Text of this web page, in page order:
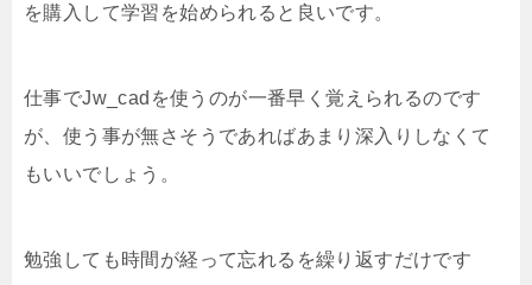
を購入して学習を始められると良いです。
仕事でJw_cadを使うのが一番早く覚えられるのです
が、使う事が無さそうであればあまり深入りしなくて
もいいでしょう。
勉強しても時間が経って忘れるを繰り返すだけです